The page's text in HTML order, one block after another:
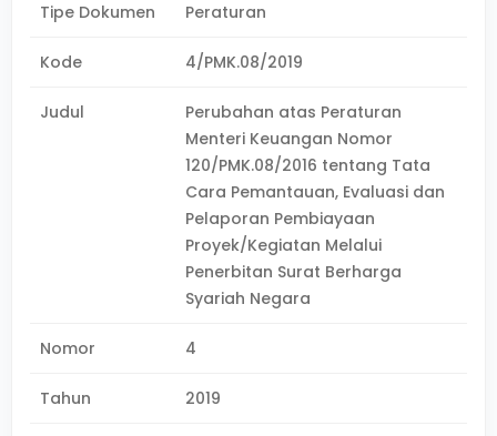
Tipe Dokumen Peraturan
Kode 4/PMK.08/2019
Judul
Perubahan atas Peraturan
Menteri Keuangan Nomor
120/PMK.08/2016 tentang Tata
Cara Pemantauan, Evaluasi dan
Pelaporan Pembiayaan
Proyek/Kegiatan Melalui
Penerbitan Surat Berharga
Syariah Negara
Nomor 4
Tahun 2019